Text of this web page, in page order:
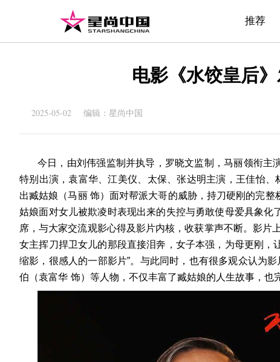
推荐
电影《水饺皇后
2025-05-02 编辑：星尚中国
今日， 由刘伟强监制并执导，罗晓文监制，马丽领衔主
特别出演，袁富华、江美仪、太保、张达明主演，王佳怡
出臧姑娘（马丽 饰）面对帮派大哥的威胁，持刀硬刚的完
姑娘面对女儿被欺凌时表现出来的失控与勇敢使母爱具象
席，与大家交流观影心得及影片内核，收获掌声不断。影
女主挥刀捍卫女儿的那段直接泪奔，女子本强，为母更刚
缩影，很感人的一部影片”。与此同时，也有很多观众认为
伯（袁富华 饰）等人物，不仅丰富了臧姑娘的人生故事，也